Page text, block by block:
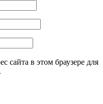
сайта в этом браузере для